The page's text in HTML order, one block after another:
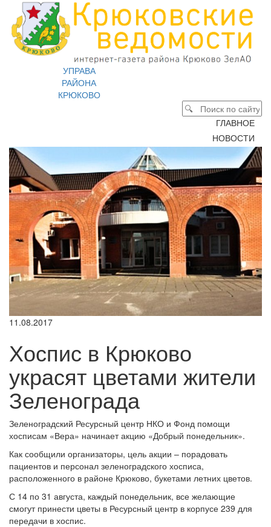
УПРАВА
РАЙОНА
КРЮКОВО
ГЛАВНОЕ
НОВОСТИ
11.08.2017
Хоспис в Крюково
украсят цветами жители
Зеленограда
Зеленоградский Ресурсный центр НКО и Фонд помощи
хосписам «Вера» начинает акцию «Добрый понедельник».
Как сообщили организаторы, цель акции – порадовать
пациентов и персонал зеленоградского хосписа,
расположенного в районе Крюково, букетами летних цветов.
С 14 по 31 августа, каждый понедельник, все желающие
смогут принести цветы в Ресурсный центр в корпусе 239 для
передачи в хоспис.